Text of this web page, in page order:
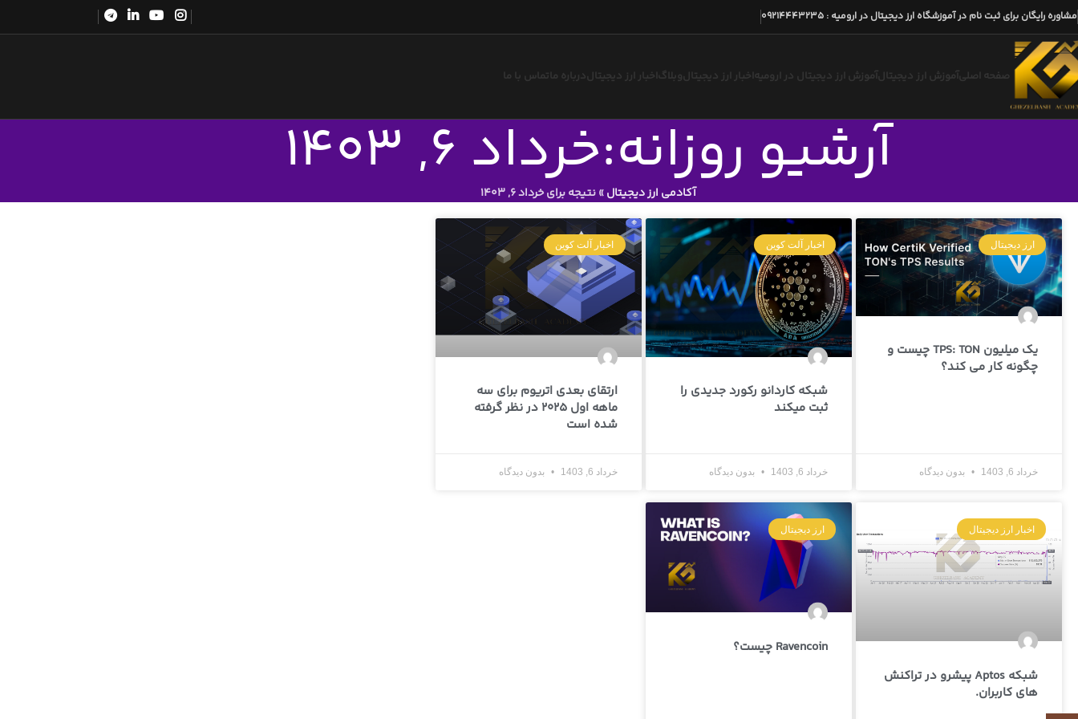
مشاوره رایگان برای ثبت نام در آموزشگاه ارز دیجیتال در ارومیه :
09214443235
صفحه اصلیآموزش ارز دیجیتالآموزش ارز دیجیتال در ارومیه اخبار ارز دیجیتالوبلاگ اخبار ارز دیجیتالدرباره ماتماس با ما
آرشیو روزانه:خرداد 6, 1403
آکادمی ارز دیجیتال»نتیجه برای خرداد 6, 1403
ارز دیجیتال
یک میلیون TPS: TON چیست و
چگونه کار می کند؟
خرداد 6, 1403 بدون دیدگاه
اخبار آلت کوین
شبکه کاردانو رکورد جدیدی را
ثبت میکند
خرداد 6, 1403 بدون دیدگاه
اخبار آلت کوین
ارتقای بعدی اتریوم برای سه
ماهه اول 2025 در نظر گرفته
شده است
خرداد 6, 1403 بدون دیدگاه
اخبار ارز دیجیتال
شبکه Aptos پیشرو در تراکنش
های کاربران.
ارز دیجیتال
Ravencoin چیست؟